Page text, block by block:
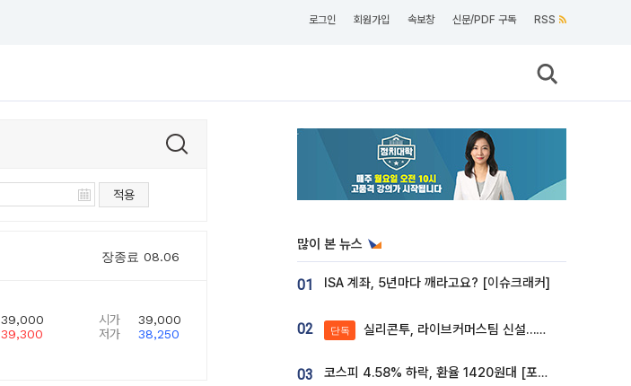
로그인 회원가입 속보창 신문/PDF 구독 RSS
적용
장종료 08.06
39,000
39,300
시가
39,000
저가
38,250
많이 본 뉴스
01 ISA 계좌, 5년마다 깨라고요? [이슈크래커]
02 단독 실리콘투, 라이브커머스팀 신설…K뷰티 ‘글로벌 판매망’ 확대[K뷰티 라방戰]
03 코스피 4.58% 하락, 환율 1420원대 [포토]